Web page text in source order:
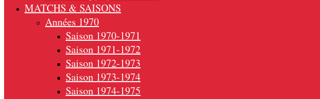
MATCHS & SAISONS
Années 1970
Saison 1970-1971
Saison 1971-1972
Saison 1972-1973
Saison 1973-1974
Saison 1974-1975